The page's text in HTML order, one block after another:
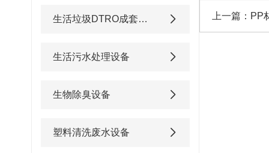
生活垃圾DTRO成套渗滤液处理设备
生活污水处理设备
生物除臭设备
塑料清洗废水设备
上一篇： PP